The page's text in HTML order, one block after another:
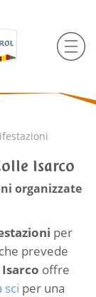
Isarco
organizzate
per
prevede
offre
sci per una